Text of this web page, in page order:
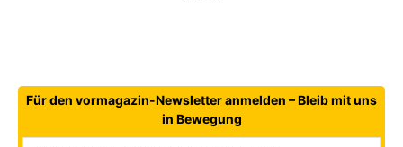
Für den vormagazin-Newsletter anmelden – Bleib mit uns
in Bewegung